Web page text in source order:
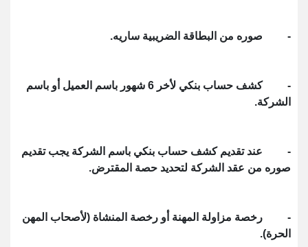
- صوره من البطاقة الضريبية ساريه.
- كشف حساب بنكي لأخر 6 شهور باسم العميل أو باسم
الشركة.
- عند تقديم كشف حساب بنكي باسم الشركة يجب تقديم
صوره من عقد الشركة لتحديد حصة المقترض.
- رخصة مزاولة المهنة أو رخصة المنشاة (لأصحاب المهن
الحرة).